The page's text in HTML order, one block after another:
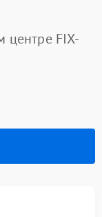
центре FIX-